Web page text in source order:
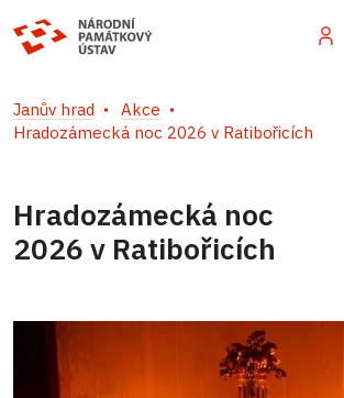
Janův hrad
Akce
Hradozámecká noc 2026 v Ratibořicích
Hradozámecká noc
2026 v Ratibořicích